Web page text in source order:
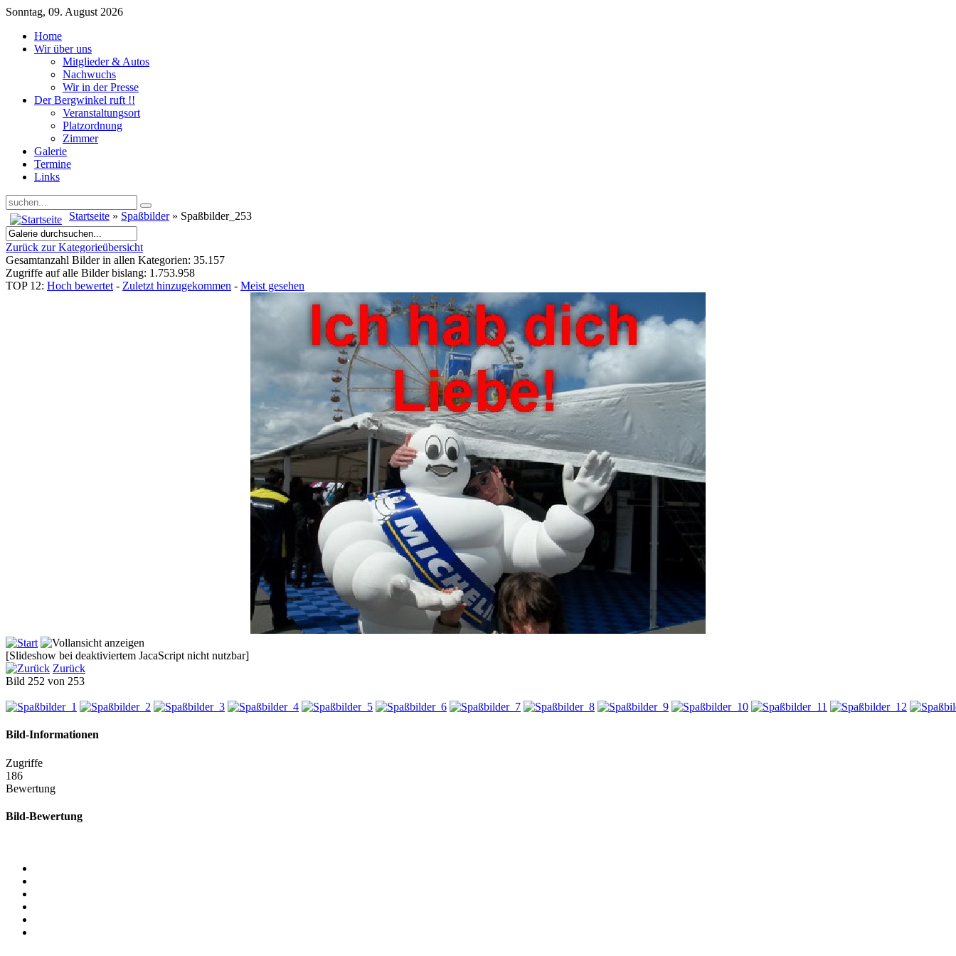
Sonntag, 09. August 2026
Home
Wir über uns
Mitglieder & Autos
Nachwuchs
Wir in der Presse
Der Bergwinkel ruft !!
Veranstaltungsort
Platzordnung
Zimmer
Galerie
Termine
Links
Startseite » Spaßbilder» Spaßbilder_253
Zurück zur Kategorieübersicht
Gesamtanzahl Bilder in allen Kategorien: 35.157
Zugriffe auf alle Bilder bislang: 1.753.958
TOP 12: Hoch bewertet - Zuletzt hinzugekommen - Meist gesehen
[Slideshow bei deaktiviertem JacaScript nicht nutzbar]
Zurück
Bild 252 von 253
Bild-Informationen
Zugriffe
186
Bewertung
Bild-Bewertung